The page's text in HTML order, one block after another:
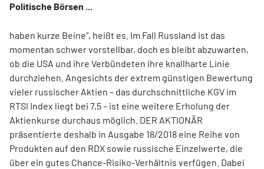
Politische Börsen ...
haben kurze Beine", heißt es. Im Fall Russland ist das
momentan schwer vorstellbar, doch es bleibt abzuwarten,
ob die USA und ihre Verbündeten ihre knallharte Linie
durchziehen. Angesichts der extrem günstigen Bewertung
vieler russischer Aktien – das durchschnittliche KGV im
RTSI Index liegt bei 7,5 – ist eine weitere Erholung der
Aktienkurse durchaus möglich. DER AKTIONÄR
präsentierte deshalb in Ausgabe 18/2018 eine Reihe von
Produkten auf den RDX sowie russische Einzelwerte, die
über ein gutes Chance-Risiko-Verhältnis verfügen. Dabei